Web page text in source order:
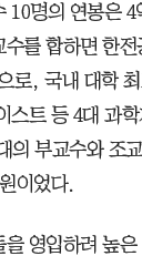
10명의 연봉은
를 합하면 한
로, 국내 대학
스트 등 4대 과
의 부교수와 조
이었다.
영입하려 높